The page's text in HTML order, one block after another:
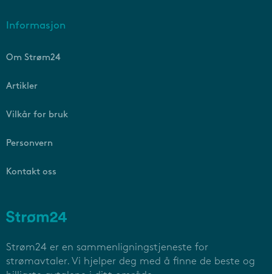
Strøm24 er en sammenligningstjeneste for
strømavtaler. Vi hjelper deg med å finne de beste og
Informasjon
Om Strøm24
Artikler
Vilkår for bruk
Personvern
Kontakt oss